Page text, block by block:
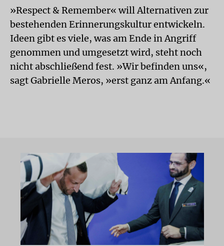
»Respect & Remember« will Alternativen zur
bestehenden Erinnerungskultur entwickeln.
Ideen gibt es viele, was am Ende in Angriff
genommen und umgesetzt wird, steht noch
nicht abschließend fest. »Wir befinden uns«,
sagt Gabrielle Meros, »erst ganz am Anfang.«